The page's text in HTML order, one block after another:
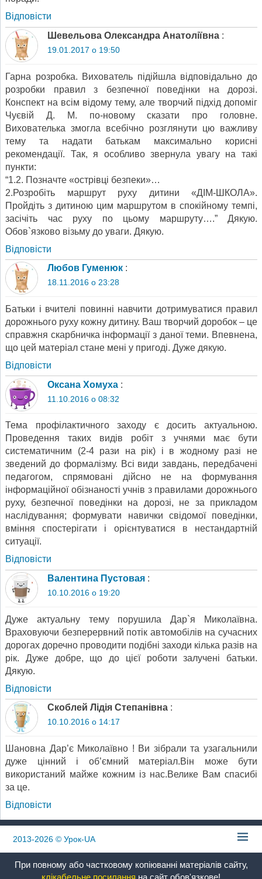
Відповіcти
Шевельова Олександра Анатоліївна :
19.01.2017 о 19:50
Гарна розробка. Вихователь підійшла відповідально до
розробки правил з безпечної поведінки на дорозі.
Конспект на всім відому тему, але творчий підхід допоміг
Чуєвій Д. М. по-новому сказати про головне.
Вихователька змогла всебічно розглянути цю важливу
тему та надати батькам максимально корисні
рекомендації. Так, я особливо звернула увагу на такі
пункти:
“1.2. Позначте «острівці безпеки»…
2.Розробіть маршрут руху дитини «ДІМ-ШКОЛА».
Пройдіть з дитиною цим маршрутом в спокійному темпі,
засічіть час руху по цьому маршруту….” Дякую.
Обов`язково візьму до уваги. Дякую.
Відповіcти
Любов Гуменюк :
18.11.2016 о 23:28
Батьки і вчителі повинні навчити дотримуватися правил
дорожнього руху кожну дитину. Ваш творчий доробок – це
справжня скарбничка інформації з даної теми. Впевнена,
що цей матеріал стане мені у пригоді. Дуже дякую.
Відповіcти
Оксана Хомуха :
11.10.2016 о 08:32
Тема профілактичного заходу є досить актуальною.
Проведення таких видів робіт з учнями має бути
систематичним (2-4 рази на рік) і в жодному разі не
зведений до формалізму. Всі види завдань, передбачені
педагогом, спрямовані дійсно не на формування
інформаційної обізнаності учнів з правилами дорожнього
руху, безпечної поведінки на дорозі, не за прикладом
наслідування; формувати навички свідомої поведінки,
вміння спостерігати і орієнтуватися в нестандартній
ситуації.
Відповіcти
Валентина Пустовая :
10.10.2016 о 19:20
Дуже актуальну тему порушила Дар`я Миколаївна.
Враховуючи безперервний потік автомобілів на сучасних
дорогах доречно проводити подібні заходи кілька разів на
рік. Дуже добре, що до цієї роботи залучені батьки.
Дякую.
Відповіcти
Скоблей Лідія Степанівна :
10.10.2016 о 14:17
Шановна Дар’є Миколаївно ! Ви зібрали та узагальнили
дуже цінний і об’ємний матеріал.Він може бути
використаний майже кожним із нас.Велике Вам спасибі
за це.
Відповіcти
2013-2026© Урок-UA
При повному або частковому копіюванні матеріалів сайту,